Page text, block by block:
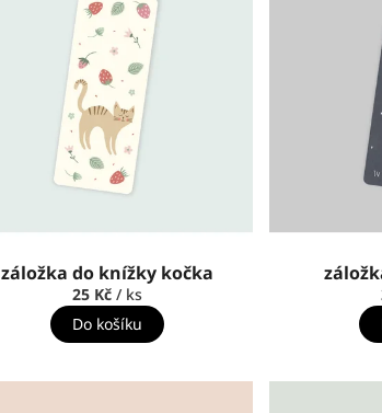
záložka do knížky kočka
25 Kč / ks
Do košíku